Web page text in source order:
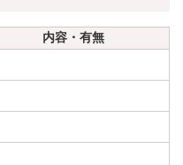
内容・有無